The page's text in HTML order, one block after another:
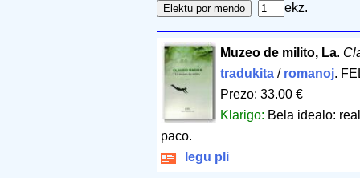
ekz.
Muzeo de milito, La.
tradukita / romanoj.
Prezo: 33.00 €
Klarigo: Bela idealo:
paco.
legu pli